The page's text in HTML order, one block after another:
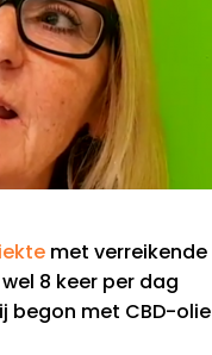
met verreikende
8 keer per dag
begon met CBD-olie